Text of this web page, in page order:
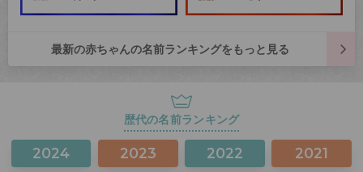
最新の赤ちゃんの名前ランキングをもっと見る
歴代の名前ランキング
2024 2023 2022 2021